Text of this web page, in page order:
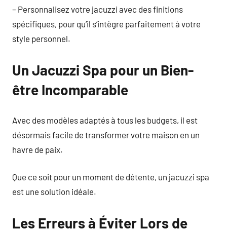
– Personnalisez votre jacuzzi avec des finitions
spécifiques, pour qu’il s’intègre parfaitement à votre
style personnel.
Un Jacuzzi Spa pour un Bien-
être Incomparable
Avec des modèles adaptés à tous les budgets, il est
désormais facile de transformer votre maison en un
havre de paix.
Que ce soit pour un moment de détente, un jacuzzi spa
est une solution idéale.
Les Erreurs à Éviter Lors de